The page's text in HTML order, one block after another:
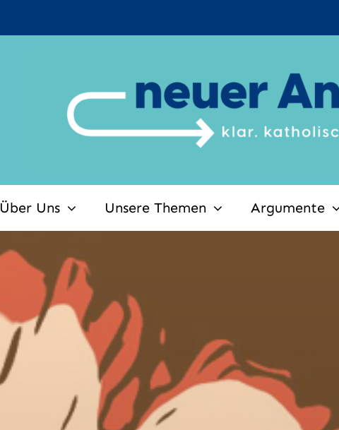
Über Uns Unsere Themen Argumente